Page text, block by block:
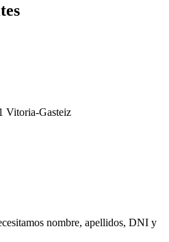
Vitoria-Gasteiz
nombre, apellidos, DNI y